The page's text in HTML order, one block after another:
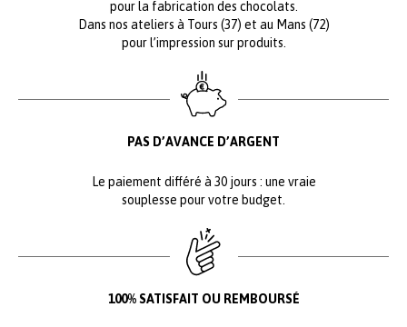
pour la fabrication des chocolats.
Dans nos ateliers à Tours (37) et au Mans (72)
pour l’impression sur produits.
PAS D’AVANCE D’ARGENT
Le paiement différé à 30 jours : une vraie
souplesse pour votre budget.
100% SATISFAIT OU REMBOURSÉ